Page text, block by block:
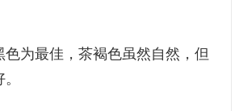
色为最佳，茶褐色虽然自然，但